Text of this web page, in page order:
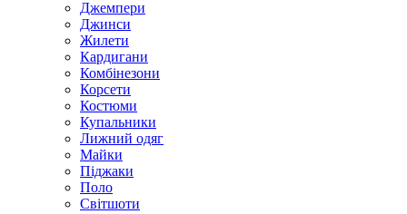
Джемпери
Джинси
Жилети
Кардигани
Комбінезони
Корсети
Костюми
Купальники
Лижний одяг
Майки
Піджаки
Поло
Світшоти